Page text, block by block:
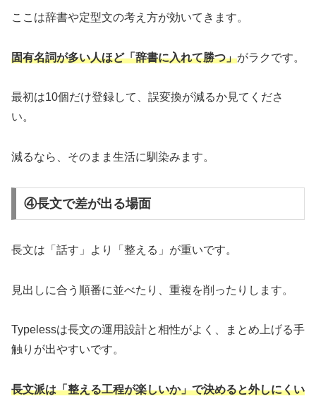
ここは辞書や定型文の考え方が効いてきます。
固有名詞が多い人ほど「辞書に入れて勝つ」がラクです。
最初は10個だけ登録して、誤変換が減るか見てくださ
い。
減るなら、そのまま生活に馴染みます。
④長文で差が出る場面
長文は「話す」より「整える」が重いです。
見出しに合う順番に並べたり、重複を削ったりします。
Typelessは長文の運用設計と相性がよく、まとめ上げる手
触りが出やすいです。
長文派は「整える工程が楽しいか」で決めると外しにくい